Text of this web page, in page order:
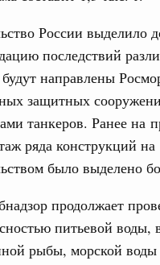
России выделило
последствий
направлены
защитных
танкеров. Ранее на
ряда конструкций
было выделено
продолжает
питьевой воды,
рыбы, морской
Вчера
политика в сфере
перечень
от НДФЛ
технологий